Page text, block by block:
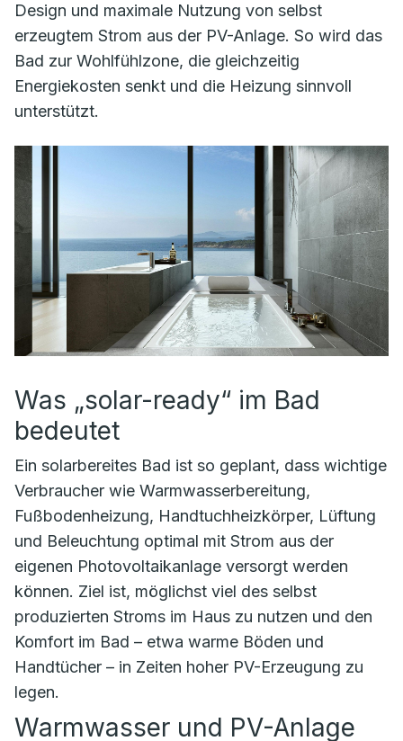
Design und maximale Nutzung von selbst
erzeugtem Strom aus der PV-Anlage. So wird das
Bad zur Wohlfühlzone, die gleichzeitig
Energiekosten senkt und die Heizung sinnvoll
unterstützt.
Was „solar-ready“ im Bad
bedeutet
Ein solar­bereites Bad ist so geplant, dass wichtige
Verbraucher wie Warmwasserbereitung,
Fußbodenheizung, Handtuchheizkörper, Lüftung
und Beleuchtung optimal mit Strom aus der
eigenen Photovoltaikanlage versorgt werden
können. Ziel ist, möglichst viel des selbst
produzierten Stroms im Haus zu nutzen und den
Komfort im Bad – etwa warme Böden und
Handtücher – in Zeiten hoher PV-Erzeugung zu
legen.
Warmwasser und PV-Anlage